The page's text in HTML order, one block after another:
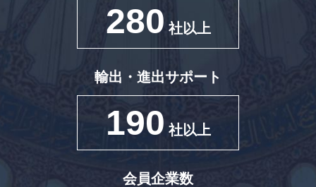
280 社以上
輸出・進出サポート
190 社以上
会員企業数